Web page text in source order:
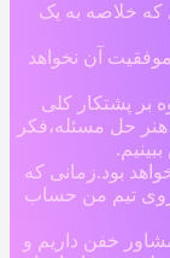
که خلاصه به یک
آن نخواهد
بر پشتکار کلی
حل مسئله،فکر
بود.زمانی که
روی تیم من حساب
خفن داریم و